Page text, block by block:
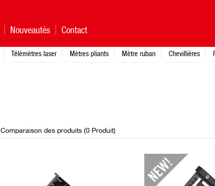
Comparaison des produits (0 Produit)
Nouveautés Contact
Télémètres laser Mètres pliants Mètre ruban Chevillières